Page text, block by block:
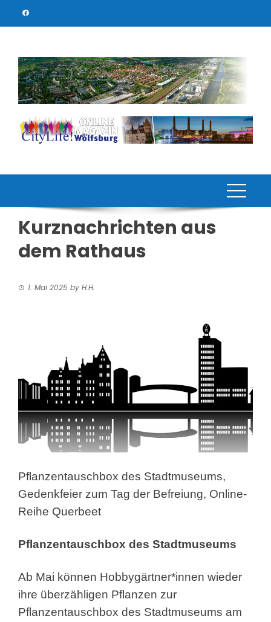
Kurznachrichten aus
dem Rathaus
1. Mai 2025 by H.H.
Pflanzentauschbox des Stadtmuseums,
Gedenkfeier zum Tag der Befreiung, Online-
Reihe Querbeet
Pflanzentauschbox des Stadtmuseums
Ab Mai können Hobbygärtner*innen wieder
ihre überzähligen Pflanzen zur
Pflanzentauschbox des Stadtmuseums am